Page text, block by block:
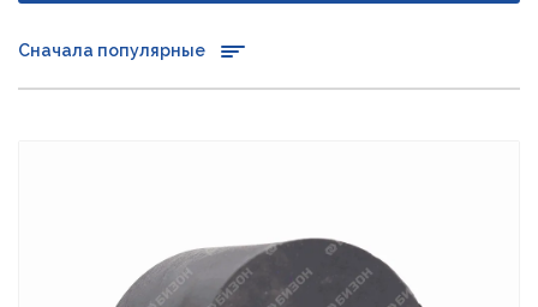
Сначала популярные